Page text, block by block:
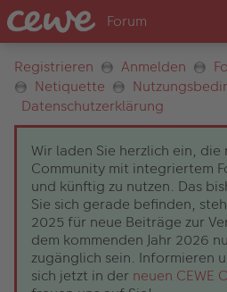
Registrieren Anmelden
Netiquette
Datenschutzerklärung
Wir laden Sie herzlich ein, die
Community mit integriertem
und künftig zu nutzen. Das
Sie sich gerade befinden,
2025 für neue Beiträge zur
dem kommenden Jahr 2026
zugänglich sein. Informieren
sich jetzt in der neuen CEWE